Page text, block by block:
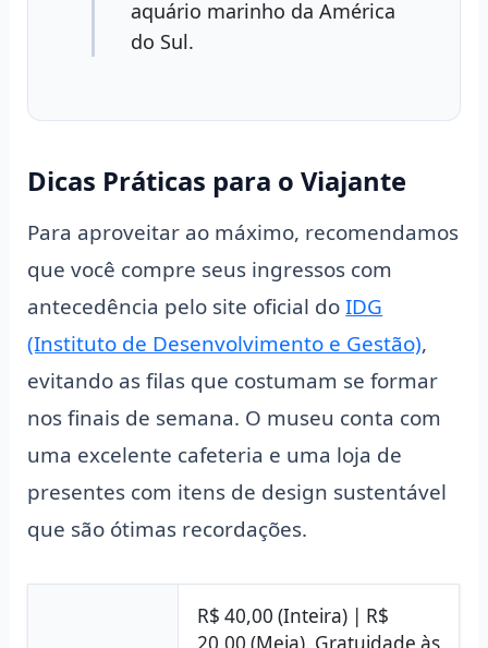
aquário marinho da América
do Sul.
Dicas Práticas para o Viajante
Para aproveitar ao máximo, recomendamos
que você compre seus ingressos com
antecedência pelo site oficial doIDG
(Instituto de Desenvolvimento e Gestão),
evitando as filas que costumam se formar
nos finais de semana. O museu conta com
uma excelente cafeteria e uma loja de
presentes com itens de design sustentável
que são ótimas recordações.
R$ 40,00 (Inteira) | R$
20,00 (Meia). Gratuidade às